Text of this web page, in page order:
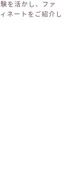
を活かし、ファ
ネートをご紹介し